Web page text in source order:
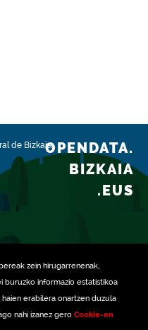
zein hirugarrenenak,
buruzko informazio estatistikoa
erabilera onartzen duzula
nahi izanez gero Cookie-en
de BizkaiaOPENDATA.
BIZKAIA
.EUS